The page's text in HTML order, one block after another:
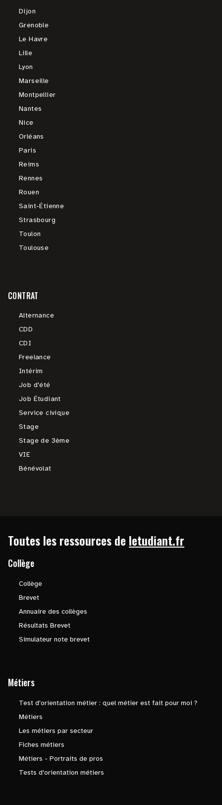
Dijon
Grenoble
Le Havre
Lille
Lyon
Marseille
Montpellier
Nantes
Nice
Orléans
Paris
Reims
Rennes
Rouen
Saint-Étienne
Strasbourg
Toulon
Toulouse
CONTRAT
Alternance
CDD
CDI
Freelance
Intérim
Job d'été
Job Étudiant
Service civique
Stage
Stage de 3ème
VIE
Bénévolat
Toutes les ressources de letudiant.fr
Collège
Collège
Brevet
Annuaire des collèges
Résultats Brevet
Simulateur note brevet
Métiers
Test d'orientation métier : quel métier est fait pour moi ?
Métiers
Les métiers par secteur
Fiches métiers
Métiers - Portraits de pros
Tests d'orientation métiers